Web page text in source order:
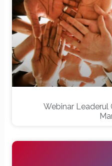
Webinar Leaderul